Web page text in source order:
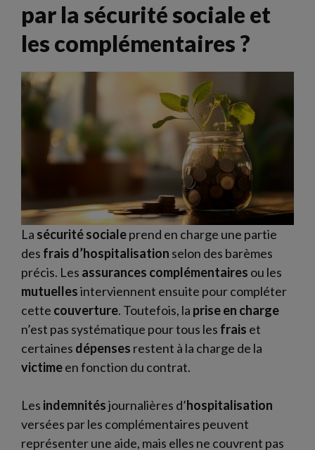
par la sécurité sociale et
les complémentaires ?
La sécurité socialeprend en charge une partie
des frais d’hospitalisation selon des barèmes
précis. Les assurances complémentaires ou les
mutuellesinterviennent ensuite pour compléter
cette couverture. Toutefois, la prise en charge
n’est pas systématique pour tous les frais et
certaines dépenses restent à la charge de la
victimeen fonction du contrat.
Les indemnitésjournalières d’hospitalisation
versées par les complémentaires peuvent
représenter une aide, mais elles ne couvrent pas